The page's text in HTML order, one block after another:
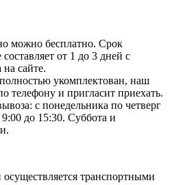
можно бесплатно. Срок
от 1 до 3 дней с
сайте.
укомплектован, наш
телефону и пригласит приехать.
с понедельника по четверг
до 15:30. Суббота и
транспортными